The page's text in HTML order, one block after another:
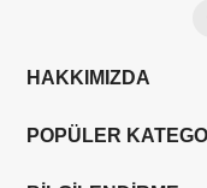
HAKKIMIZDA
POPÜLER